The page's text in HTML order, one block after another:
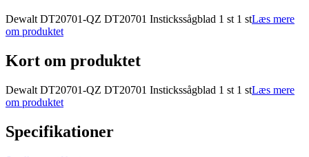
Dewalt DT20701-QZ DT20701 Instickssågblad 1 st 1 stLæs mere
om produktet
Kort om produktet
Dewalt DT20701-QZ DT20701 Instickssågblad 1 st 1 stLæs mere
om produktet
Specifikationer